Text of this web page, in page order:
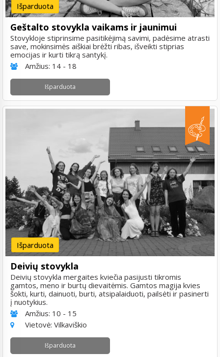
Išparduota
Geštalto stovykla vaikams ir jaunimui
Stovykloje stiprinsime pasitikėjimą savimi, padėsime atrasti
save, mokinsimės aiškiai brėžti ribas, išveikti stiprias
emocijas ir kurti tikrą santykį.
Amžius: 14 - 18
Išparduota
Išparduota
Deivių stovykla
Deivių stovykla mergaites kviečia pasijusti tikromis
gamtos, meno ir burtų dievaitėmis. Gamtos magija kvies
šokti, kurti, dainuoti, burti, atsipalaiduoti, pailsėti ir pasinerti
į nuotykius.
Amžius: 10 - 15
Vietovė: Vilkaviškio
Išparduota